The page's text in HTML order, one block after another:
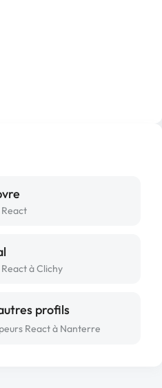
à Clichy
profils
React à Nanterre